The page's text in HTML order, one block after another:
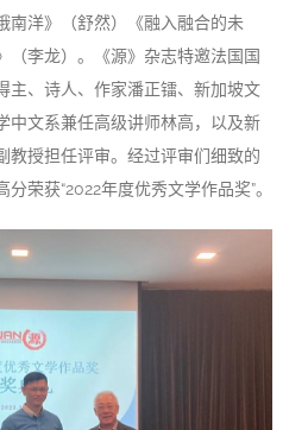
南洋》（舒然）《融入融合的未
（李龙）。《源》杂志特邀法国国
主、诗人、作家潘正镭、新加坡文
中文系兼任高级讲师林高，以及新
教授担任评审。经过评审们细致的
荣获“2022年度优秀文学作品奖”。